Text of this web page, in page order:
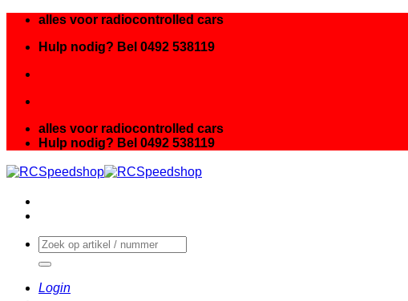
inhoud
alles voor radiocontrolled cars
Hulp nodig? Bel 0492 538119
alles voor radiocontrolled cars
Hulp nodig? Bel 0492 538119
Zoeken
naar:
Login